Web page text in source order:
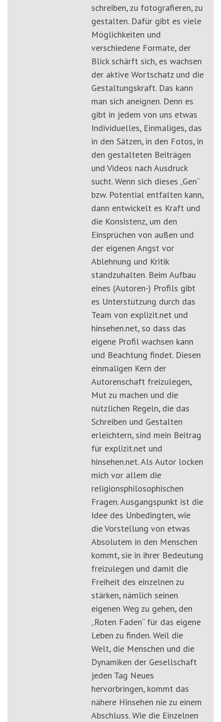
schreiben, zu fotografieren, zu
gestalten. Dafür gibt es viele
Möglichkeiten und
verschiedene Formate, der
Blick schärft sich, es wachsen
der aktive Wortschatz und die
Gestaltungskraft. Das kann
man sich aneignen. Denn es
gibt in jedem von uns etwas
Individuelles, Einmaliges, das
in den Sätzen, in den Fotos, in
den gestalteten Beiträgen
und Videos nach Ausdruck
sucht. Wenn sich dieses „Gen“
bzw. Potential entfalten kann,
dann entwickelt es Kraft und
die Konsistenz, um den
Einsprüchen von außen und
der eigenen Angst vor
Ablehnung und Kritik
standzuhalten. Beim Aufbau
eines (Autoren-) Profils gibt
es Unterstützung durch das
Team von explizit.net und
hinsehen.net, so dass das
eigene Profil wachsen kann
und Beachtung findet. Diesen
einmaligen Kern der
Autorenschaft freizulegen,
Mut zu machen und die
nützlichen Regeln, die das
Schreiben und Gestalten
erleichtern, sind mein Beitrag
für explizit.net und
hinsehen.net. Als Autor locken
mich vor allem die
religionsphilosophischen
Fragen. Ausgangspunkt ist die
Idee des Unbedingten, wie
die Vorstellung von etwas
Absolutem in den Menschen
kommt, sie in ihrer Bedeutung
freizulegen und damit die
Freiheit des einzelnen zu
stärken, nämlich seinen
eigenen Weg zu gehen, den
„Roten Faden“ für das eigene
Leben zu finden. Weil die
Welt, die Menschen und die
Dynamiken der Gesellschaft
jeden Tag Neues
hervorbringen, kommt das
nähere Hinsehen nie zu einem
Abschluss. Wie die Einzelnen